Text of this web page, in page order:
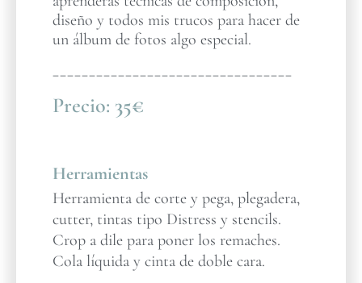
diseño y todos mis trucos para hacer de
un álbum de fotos algo especial.
_________________________________
Precio: 35€
Herramientas
Herramienta de corte y pega, plegadera,
cutter, tintas tipo Distress y stencils.
Crop a dile para poner los remaches.
Cola líquida y cinta de doble cara.